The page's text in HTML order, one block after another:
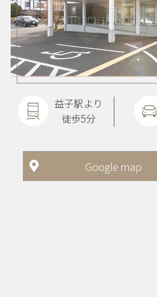
Google map
益子駅より
徒歩5分